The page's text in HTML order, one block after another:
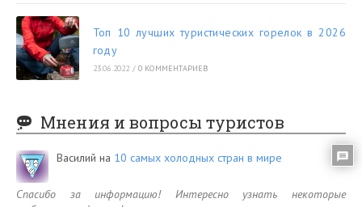
Топ 10 лучших туристических горелок в 2026
году
23.06.2022 / 0 КОММЕНТАРИЕВ
Мнения и вопросы туристов
Василий на 10 самых холодных стран в мире
Спасибо за информацию! Интересно узнать некоторые